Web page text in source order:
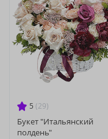
5 (29)
Букет "Итальянский
полдень"